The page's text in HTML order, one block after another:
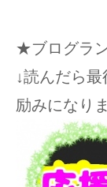
★ブログラ
↓読んだら
励みになり